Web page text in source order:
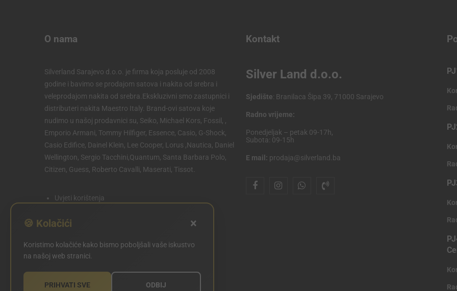
O nama
Silverland Sarajevo d.o.o. je firma koja posluje od 2008
godine i bavimo se prodajom satova i nakita od srebra i
veleprodajom nakita od srebra.Ekskluzivni smo zastupnici i
distributeri nakita Maestro Italy. Brand-ovi satova koje
nudimo u našoj prodavnici su, Seiko, Michael Kors, Fossil, ,
Emporio Armani, Tommy Hilfiger, Essence, Casio, G-Shock,
Casio Edifice, Dainel Klein, Lee Cooper, Lorus ,Nautica, Daniel
Wellington, Sergio Tacchini,Quantum, Santa Barbara Polo,
Citizen, Guess, Roberto Cavalli, Maserati, Tissot.
Uvjeti korištenja
Politika kolačića
POSTAVKE KOLAČIĆA
Kontakt
Silver Land d.o.o.
Sjedište: Branilaca Šipa 39, 71000 Sarajevo
Radno vrijeme:
Ponedjeljak – petak 09-17h,
Subota: 09-15h
E mail: prodaja@silverland.ba
🍪 Kolačići ×
Koristimo kolačiće kako bismo poboljšali vaše iskustvo
na našoj web stranici.
PRIHVATI SVE ODBIJ